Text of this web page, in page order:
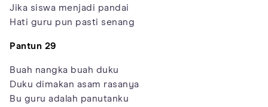
Jika siswa menjadi pandai
Hati guru pun pasti senang
Pantun 29
Buah nangka buah duku
Duku dimakan asam rasanya
Bu guru adalah panutanku